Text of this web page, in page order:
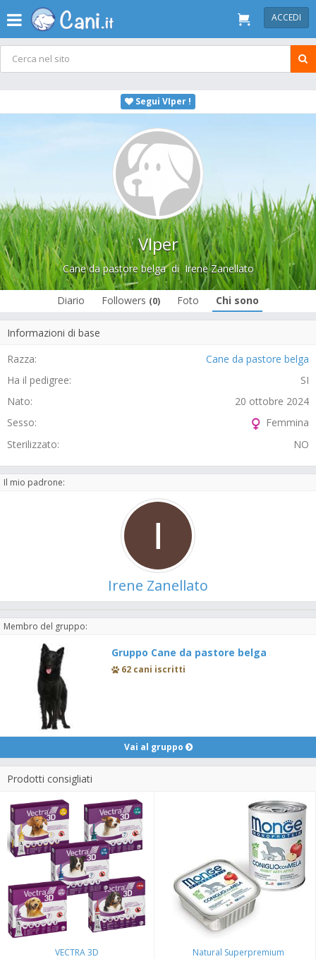
ACCEDI
Segui VIper !
VIper
Cane da pastore belgadi Irene Zanellato
Diario Followers (0) Foto Chi sono
Informazioni di base
Razza:
Cane da pastore belga
Ha il pedigree:
SI
Nato:
20 ottobre 2024
Sesso:
Femmina
Sterilizzato:
NO
Il mio padrone:
Irene Zanellato
Membro del gruppo:
Gruppo Cane da pastore belga
62 cani iscritti
Vai al gruppo
Prodotti consigliati
VECTRA 3D
Natural Superpremium